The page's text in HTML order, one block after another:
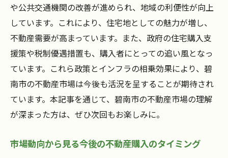
地元専門家との連携による購入サポート
や公共交通機関の改善が進められ、地域の利便性が向上
しています。これにより、住宅地としての魅力が増し、
不動産需要が高まっています。また、政府の住宅購入支
援策や税制優遇措置も、購入者にとっての追い風となっ
ています。これら政策とインフラの相乗効果により、碧
南市の不動産市場は今後も活況を呈することが期待され
ています。本記事を通じて、碧南市の不動産市場の理解
が深まった方は、ぜひ次回もお楽しみに。
市場動向から見る今後の不動産購入のタイミング